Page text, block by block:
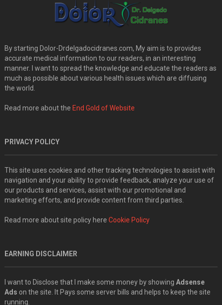
By starting Dolor-Drdelgadocidranes.com, My aim is to provides
accurate medical information to our readers, in an interesting
manner. I want to spread the knowledge and educate the readers as
much as possible about various health issues which are diffusing
the world.
Read more about the End Gold of Website
PRIVACY POLICY
This site uses cookies and other tracking technologies to assist with
navigation and your ability to provide feedback, analyze your use of
our products and services, assist with our promotional and
marketing efforts, and provide content from third parties.
Read more about site policy here Cookie Policy
EARNING DISCLAIMER
I want to Disclose that I make some money by showing Adsense
Ads on the site. It Pays some server bills and helps to keep the site
running.